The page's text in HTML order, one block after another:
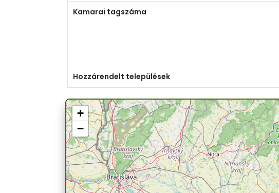
Kamarai tagszáma
Hozzárendelt települések
+
−